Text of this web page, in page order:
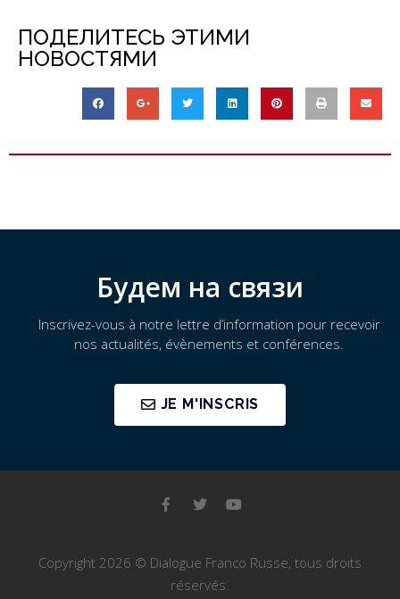
ПОДЕЛИТЕСЬ ЭТИМИ
НОВОСТЯМИ
Будем на связи
Inscrivez-vous à notre lettre d’information pour recevoir
nos actualités, évènements et conférences.
JE M'INSCRIS
Copyright 2026 © Dialogue Franco Russe, tous droits
réservés.